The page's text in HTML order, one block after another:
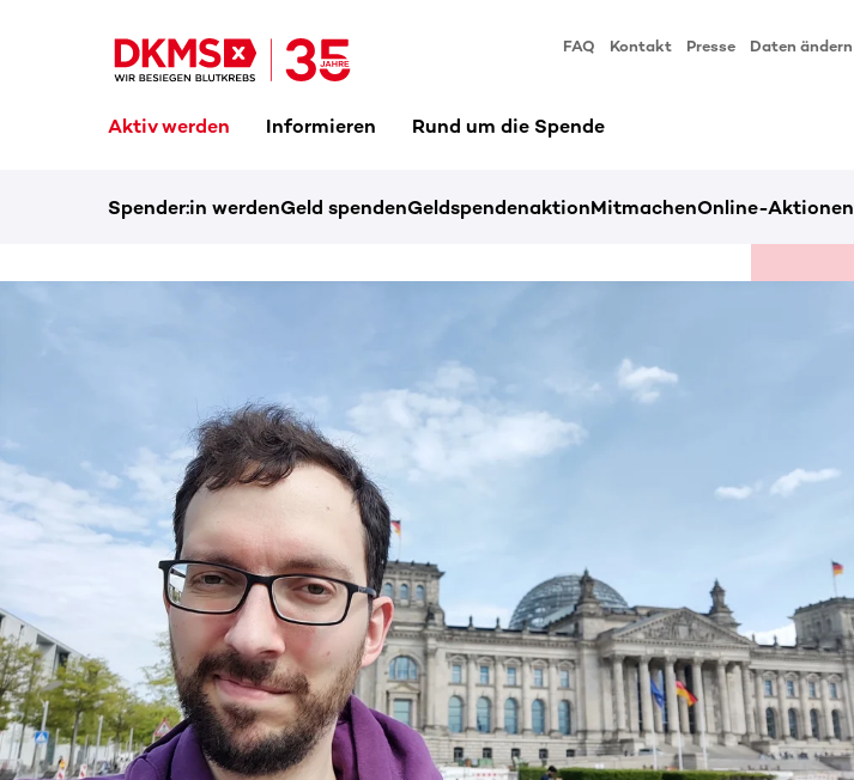
FAQ Kontakt Presse Daten ändern
Aktiv werden Informieren Rund um die Spende
Spender:in werdenGeld spendenGeldspendenaktionMitmachenOnline-Aktionen